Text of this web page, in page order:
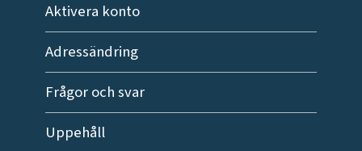
Aktivera konto
Adressändring
Frågor och svar
Uppehåll